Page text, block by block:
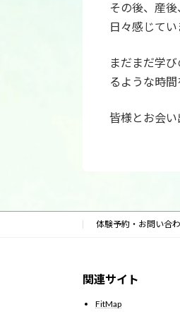
その後、産
日々感じて
まだまだ学
るような時間
皆様とお会い
体験予約・お問い合
関連サイト
FitMap